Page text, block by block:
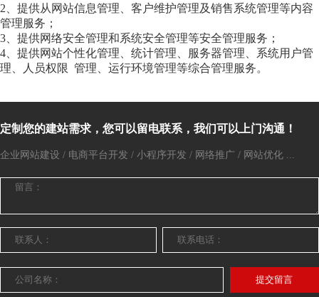
2、提供从网站信息管理、客户维护管理及销售系统管理等内容
管理服务；
3、提供网络安全管理和系统安全管理等安全管理服务；
4、提供网站个性化管理、统计管理、服务器管理、系统用户管
理、人员权限 管理、运行环境管理等综合管理服务。
定制您的建站需求，您可以留电联系，我们可以上门沟通！
企业网站建设 / 电商平台开发 / 小程序开发 / 网络推广 / 网站优化 ...
提交留言